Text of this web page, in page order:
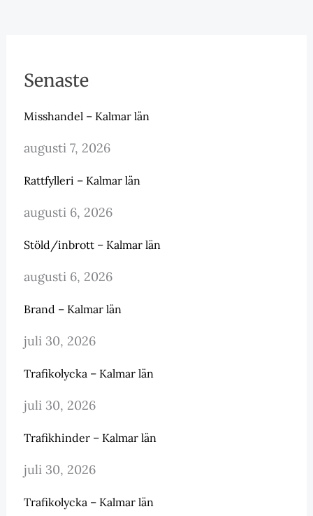
Senaste
Misshandel – Kalmar län
augusti 7, 2026
Rattfylleri – Kalmar län
augusti 6, 2026
Stöld/inbrott – Kalmar län
augusti 6, 2026
Brand – Kalmar län
juli 30, 2026
Trafikolycka – Kalmar län
juli 30, 2026
Trafikhinder – Kalmar län
juli 30, 2026
Trafikolycka – Kalmar län